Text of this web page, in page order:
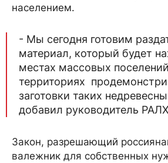
населением.
- Мы сегодня готовим
материал, который будет
местах массовых
территориях
заготовки таких
добавил руководитель
Закон, разрешающий
валежник для собственных